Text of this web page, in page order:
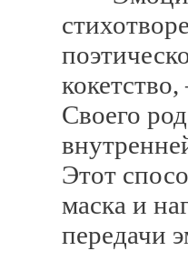
Своего
Этот
маска и
передачи